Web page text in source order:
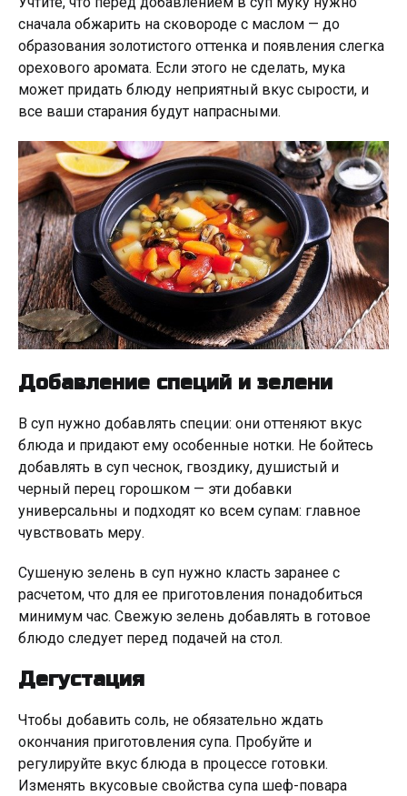
сначала обжарить на сковороде с маслом — до
образования золотистого оттенка и появления слегка
орехового аромата. Если этого не сделать, мука
может придать блюду неприятный вкус сырости, и
все ваши старания будут напрасными.
Добавление специй и зелени
В суп нужно добавлять специи: они оттеняют вкус
блюда и придают ему особенные нотки. Не бойтесь
добавлять в суп чеснок, гвоздику, душистый и
черный перец горошком — эти добавки
универсальны и подходят ко всем супам: главное
чувствовать меру.
Сушеную зелень в суп нужно класть заранее с
расчетом, что для ее приготовления понадобиться
минимум час. Свежую зелень добавлять в готовое
блюдо следует перед подачей на стол.
Дегустация
Чтобы добавить соль, не обязательно ждать
окончания приготовления супа. Пробуйте и
регулируйте вкус блюда в процессе готовки.
Изменять вкусовые свойства супа шеф-повара